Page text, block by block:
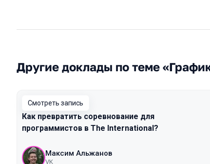
Другие доклады по теме
Смотреть запись
Как превратить соревнование для
программистов в The International?
Максим Альжанов
VK